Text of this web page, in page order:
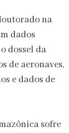
na
dados
dossel da
de aeronaves,
e dados de
sofre